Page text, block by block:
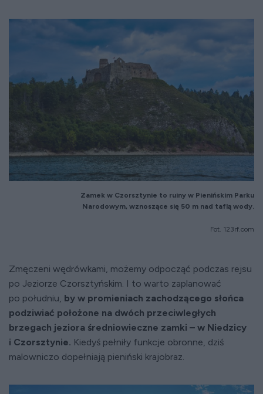
Zamek w Czorsztynie to ruiny w Pienińskim Parku
Narodowym, wznoszące się 50 m nad taflą wody.
Fot. 123rf.com
Zmęczeni wędrówkami, możemy odpocząć podczas rejsu
po Jeziorze Czorsztyńskim. I to warto zaplanować
po południu, by w promieniach zachodzącego słońca
podziwiać położone na dwóch przeciwległych
brzegach jeziora średniowieczne zamki – w Niedzicy
i Czorsztynie. Kiedyś pełniły funkcje obronne, dziś
malowniczo dopełniają pieniński krajobraz.